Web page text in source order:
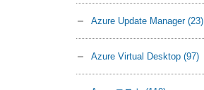
Azure Update Manager (23)
Azure Virtual Desktop (97)